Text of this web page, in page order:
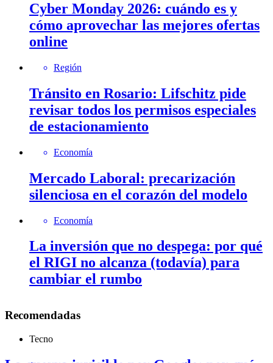
Cyber Monday 2026: cuándo es y
cómo aprovechar las mejores ofertas
online
Región
Tránsito en Rosario: Lifschitz pide
revisar todos los permisos especiales
de estacionamiento
Economía
Mercado Laboral: precarización
silenciosa en el corazón del modelo
Economía
La inversión que no despega: por qué
el RIGI no alcanza (todavía) para
cambiar el rumbo
Recomendadas
Tecno